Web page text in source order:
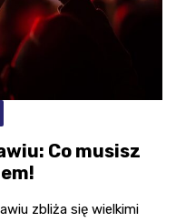
Co musisz
zbliża się wielkimi